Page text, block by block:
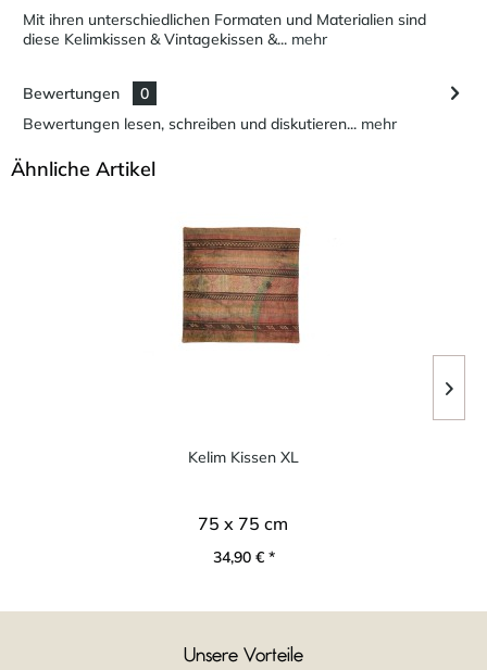
Mit ihren unterschiedlichen Formaten und Materialien sind
diese Kelimkissen & Vintagekissen &... mehr
Bewertungen
0
Bewertungen lesen, schreiben und diskutieren... mehr
Ähnliche Artikel
Kelim Kissen XL
75 x 75 cm
34,90 € *
Unsere Vorteile